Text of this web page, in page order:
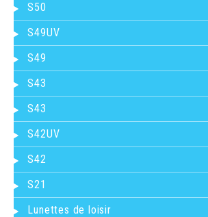
S50
S49UV
S49
S43
S43
S42UV
S42
S21
Lunettes de loisir